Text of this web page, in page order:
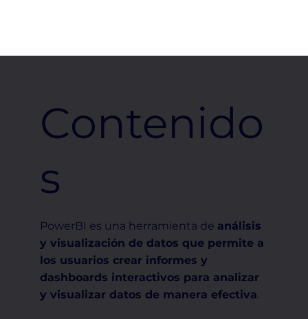
Contenido
s
PowerBI es una herramienta de análisis
y visualización de datos que permite a
los usuarios crear informes y
dashboards interactivos para analizar
y visualizar datos de manera efectiva.